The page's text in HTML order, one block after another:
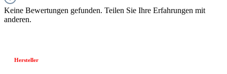
Keine Bewertungen gefunden. Teilen Sie Ihre Erfahrungen mit
anderen.
Hersteller